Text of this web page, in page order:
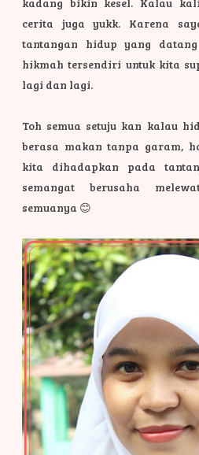
kadang bikin kesel. Kalau
cerita juga yukk. Karena
tantangan hidup yang
hikmah tersendiri untuk kita
lagi dan lagi.
Toh semua setuju kan kalau
berasa makan tanpa garam,
kita dihadapkan pada
semangat berusaha
semuanya 😊